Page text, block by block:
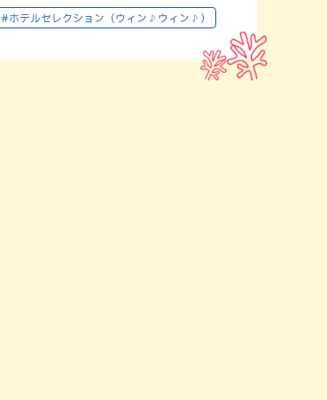
#ホテルセレクション（ウィン♪ウィン♪）